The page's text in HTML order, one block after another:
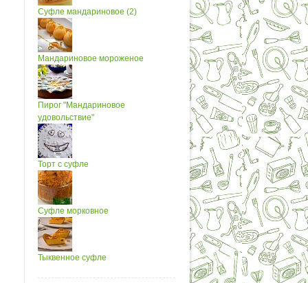
Суфле мандариновое (2)
Мандариновое мороженое
Пирог "Мандариновое
удовольствие"
Торт с суфле
Суфле морковное
Тыквенное суфле